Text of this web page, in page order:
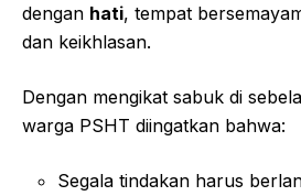
dengan hati, tempat
dan keikhlasan.
Dengan mengikat sabuk di
warga PSHT diingatkan bahwa:
Segala tindakan harus